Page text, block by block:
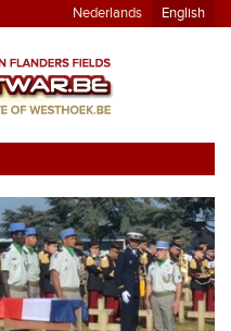
Nederlands English